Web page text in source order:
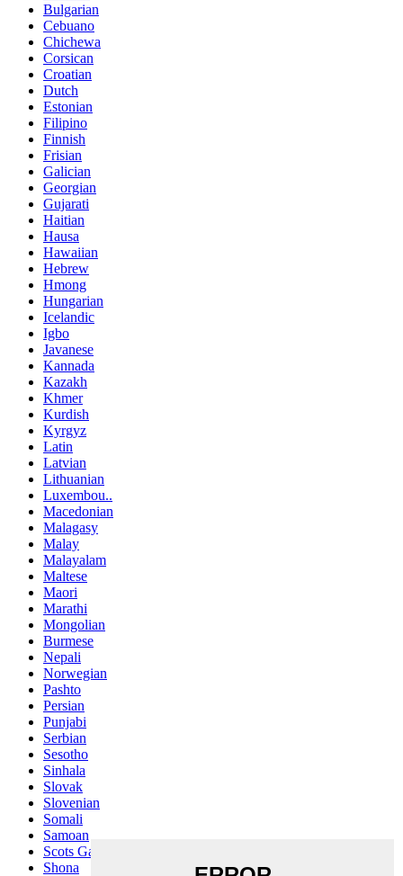
Bulgarian
Cebuano
Chichewa
Corsican
Croatian
Dutch
Estonian
Filipino
Finnish
Frisian
Galician
Georgian
Gujarati
Haitian
Hausa
Hawaiian
Hebrew
Hmong
Hungarian
Icelandic
Igbo
Javanese
Kannada
Kazakh
Khmer
Kurdish
Kyrgyz
Latin
Latvian
Lithuanian
Luxembou..
Macedonian
Malagasy
Malay
Malayalam
Maltese
Maori
Marathi
Mongolian
Burmese
Nepali
Norwegian
Pashto
Persian
Punjabi
Serbian
Sesotho
Sinhala
Slovak
Slovenian
Somali
Samoan
Scots Gaelic
Shona